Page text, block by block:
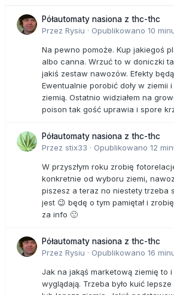
Półautomaty nasiona z thc-thc
Przez Rysiu · Opublikowano 10
Na pewno pomoże. Kup jakiegoś
albo canna. Wrzuć to w doniczki
jakiś zestaw nawozów. Efekty
Ewentualnie porobić doły w ziemii
ziemią. Ostatnio widziałem na
poison tak gość uprawia i spore
Półautomaty nasiona z thc-thc
Przez stix33 · Opublikowano 12
W przyszłym roku zrobię
konkretnie od wyboru ziemi,
piszesz a teraz no niestety trzeba
jest 😉 będę o tym pamiętał i
za info 🙂
Półautomaty nasiona z thc-thc
Przez Rysiu · Opublikowano 16
Jak na jakąś marketową ziemię to
wyglądają. Trzeba było kuić